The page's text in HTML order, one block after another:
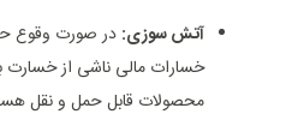
آتش سوزی: در صورت وقوع
خسارات مالی ناشی از خسارت
محصولات قابل حمل و نقل